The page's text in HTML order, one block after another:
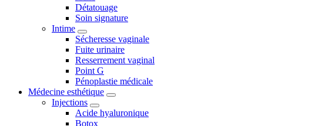
Détatouage
Soin signature
Intime
Sécheresse vaginale
Fuite urinaire
Resserrement vaginal
Point G
Pénoplastie médicale
Médecine esthétique
Injections
Acide hyaluronique
Botox